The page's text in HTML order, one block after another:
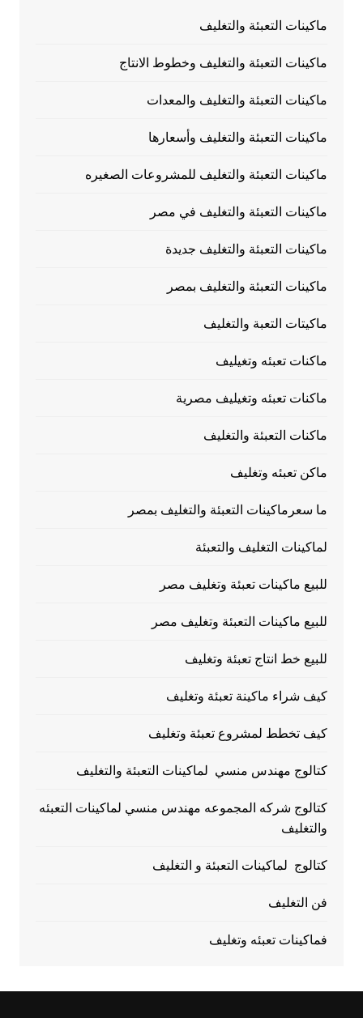
ماكينات التعبئة والتغليف
ماكينات التعبئة والتغليف وخطوط الانتاج
ماكينات التعبئة والتغليف والمعدات
ماكينات التعبئة والتغليف وأسعارها
ماكينات التعبئة والتغليف للمشروعات الصغيره
ماكينات التعبئة والتغليف في مصر
ماكينات التعبئة والتغليف جديدة
ماكينات التعبئة والتغليف بمصر
ماكيتات التعبة والتغليف
ماكنات تعبئه وتغيليف
ماكنات تعبئه وتغيليف مصرية
ماكنات التعبئة والتغليف
ماكن تعبئه وتغليف
ما سعرماكينات التعبئة والتغليف بمصر
لماكينات التغليف والتعبئة
للبيع ماكينات تعبئة وتغليف مصر
للبيع ماكينات التعبئة وتغليف مصر
للبيع خط انتاج تعبئة وتغليف
كيف شراء ماكينة تعبئة وتغليف
كيف تخطط لمشروع تعبئة وتغليف
كتالوج مهندس منسي لماكينات التعبئة والتغليف
كتالوج شركه المجموعه مهندس منسي لماكينات التعبئه
والتغليف
كتالوج لماكينات التعبئة و التغليف
فن التغليف
فماكينات تعبئه وتغليف